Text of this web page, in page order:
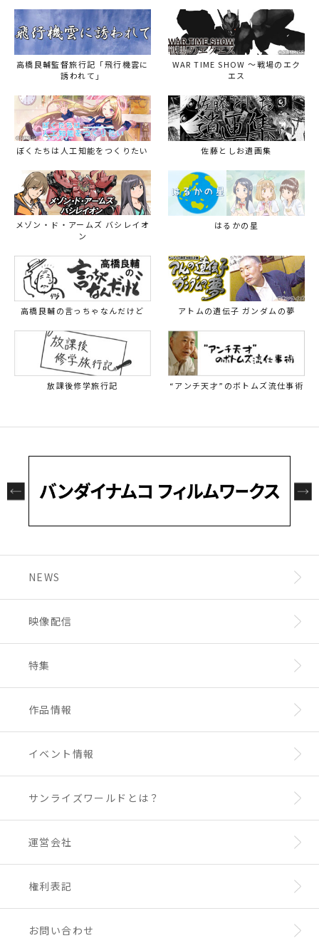
高橋良輔監督旅行記「飛行機雲に
誘われて」
WAR TIME SHOW ～戦場のエク
エス
ぼくたちは人工知能をつくりたい 佐藤としお遺画集
メゾン・ド・アームズ バシレイオ
ン
はるかの星
高橋良輔の言っちゃなんだけど アトムの遺伝子 ガンダムの夢
放課後修学旅行記 “アンチ天才”のボトムズ流仕事術
NEWS
映像配信
特集
作品情報
イベント情報
サンライズワールドとは？
運営会社
権利表記
お問い合わせ